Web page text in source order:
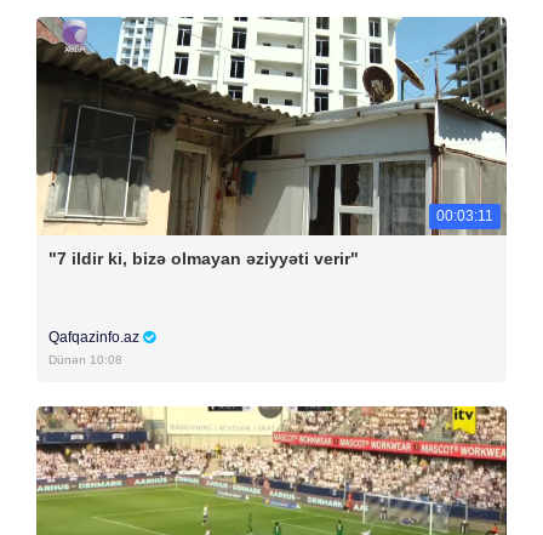
00:03:11
"7 ildir ki, bizə olmayan əziyyəti verir"
Qafqazinfo.az
Dünən 10:08